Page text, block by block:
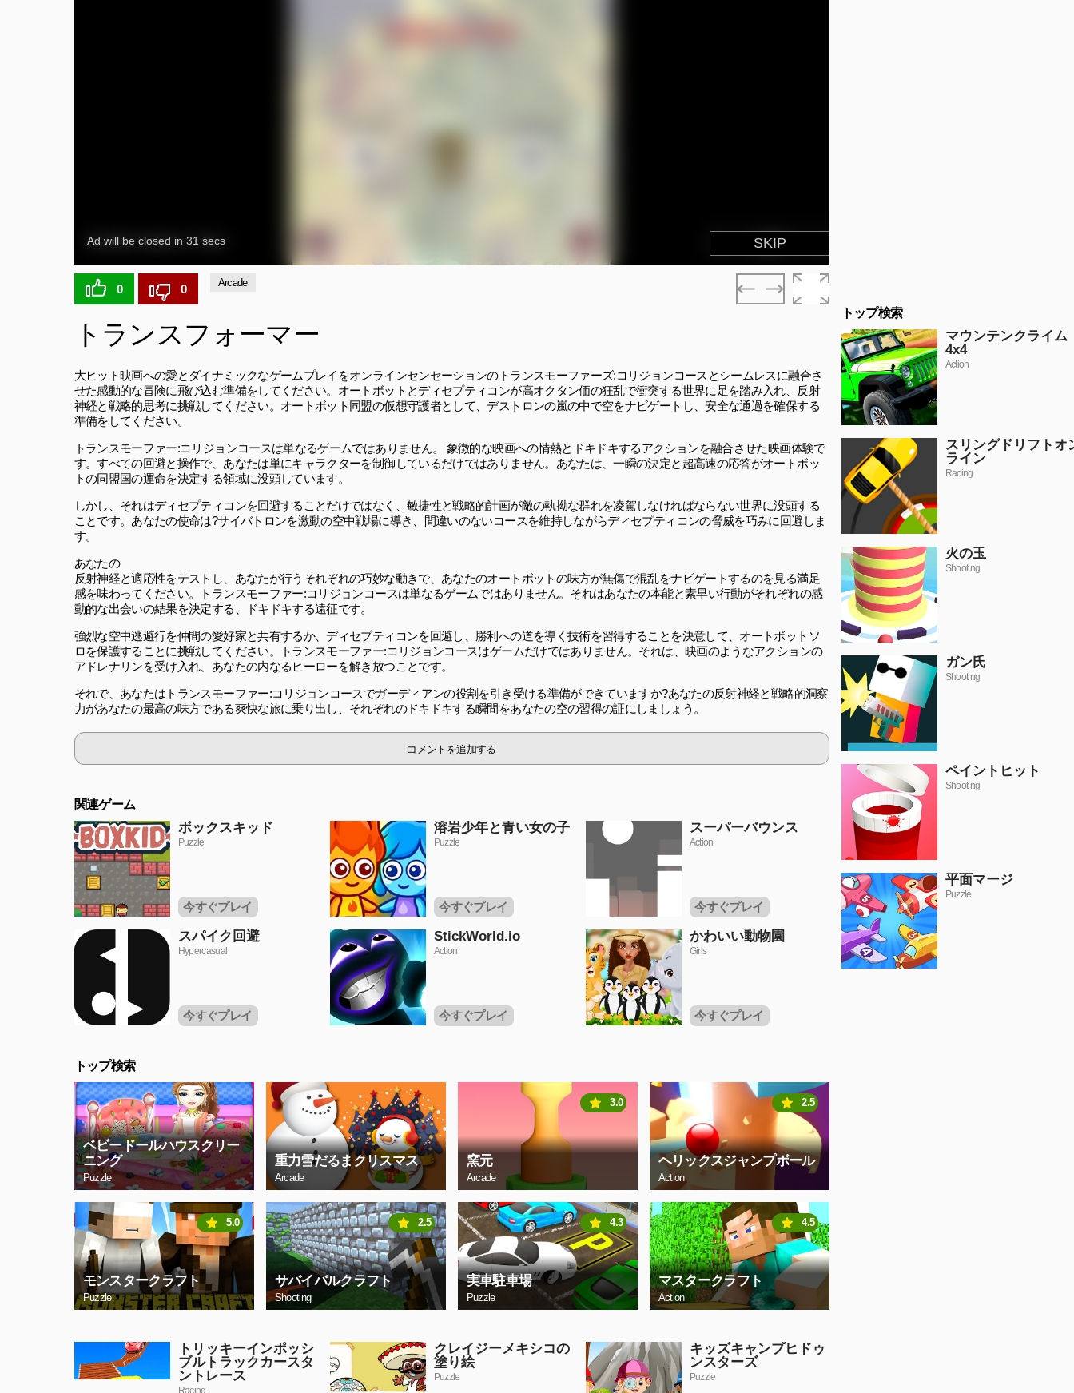
0 0 Arcade
トランスフォーマー
大ヒット映画への愛とダイナミックなゲームプレイをオンラインセンセーションのトランスモーファーズ:コリジョンコースとシームレスに融合さ
せた感動的な冒険に飛び込む準備をしてください。オートボットとディセプティコンが高オクタン価の狂乱で衝突する世界に足を踏み入れ、反射
神経と戦略的思考に挑戦してください。オートボット同盟の仮想守護者として、デストロンの嵐の中で空をナビゲートし、安全な通過を確保する
準備をしてください。
トランスモーファー:コリジョンコースは単なるゲームではありません。 象徴的な映画への情熱とドキドキするアクションを融合させた映画体験で
す。すべての回避と操作で、あなたは単にキャラクターを制御しているだけではありません。あなたは、一瞬の決定と超高速の応答がオートボッ
トの同盟国の運命を決定する領域に没頭しています。
しかし、それはディセプティコンを回避することだけではなく、敏捷性と戦略的計画が敵の執拗な群れを凌駕しなければならない世界に没頭する
ことです。あなたの使命は?サイバトロンを激動の空中戦場に導き、間違いのないコースを維持しながらディセプティコンの脅威を巧みに回避しま
す。
あなたの
反射神経と適応性をテストし、あなたが行うそれぞれの巧妙な動きで、あなたのオートボットの味方が無傷で混乱をナビゲートするのを見る満足
感を味わってください。トランスモーファー:コリジョンコースは単なるゲームではありません。それはあなたの本能と素早い行動がそれぞれの感
動的な出会いの結果を決定する、ドキドキする遠征です。
強烈な空中逃避行を仲間の愛好家と共有するか、ディセプティコンを回避し、勝利への道を導く技術を習得することを決意して、オートボットソ
ロを保護することに挑戦してください。トランスモーファー:コリジョンコースはゲームだけではありません。それは、映画のようなアクションの
アドレナリンを受け入れ、あなたの内なるヒーローを解き放つことです。
それで、あなたはトランスモーファー:コリジョンコースでガーディアンの役割を引き受ける準備ができていますか?あなたの反射神経と戦略的洞察
力があなたの最高の味方である爽快な旅に乗り出し、それぞれのドキドキする瞬間をあなたの空の習得の証にしましょう。
コメントを追加する
関連ゲーム
ボックスキッド
Puzzle
今すぐプレイ
溶岩少年と青い女の子
Puzzle
今すぐプレイ
スーパーバウンス
Action
今すぐプレイ
スパイク回避
Hypercasual
今すぐプレイ
StickWorld.io
Action
今すぐプレイ
かわいい動物園
Girls
今すぐプレイ
トップ検索
ベビードールハウスクリー
ニング
Puzzle
重力雪だるまクリスマス
Arcade
窯元
Arcade
3.0
ヘリックスジャンプボール
Action
2.5
モンスタークラフト
Puzzle
5.0
サバイバルクラフト
Shooting
2.5
実車駐車場
Puzzle
4.3
マスタークラフト
Action
4.5
トリッキーインポッシ
ブルトラックカースタ
ントレース
Racing
クレイジーメキシコの
塗り絵
Puzzle
キッズキャンプヒドゥ
ンスターズ
Puzzle
トップ検索
マウンテンクライム
4x4
Action
スリングドリフトオ
ライン
Racing
火の玉
Shooting
ガン氏
Shooting
ペイントヒット
Shooting
平面マージ
Puzzle